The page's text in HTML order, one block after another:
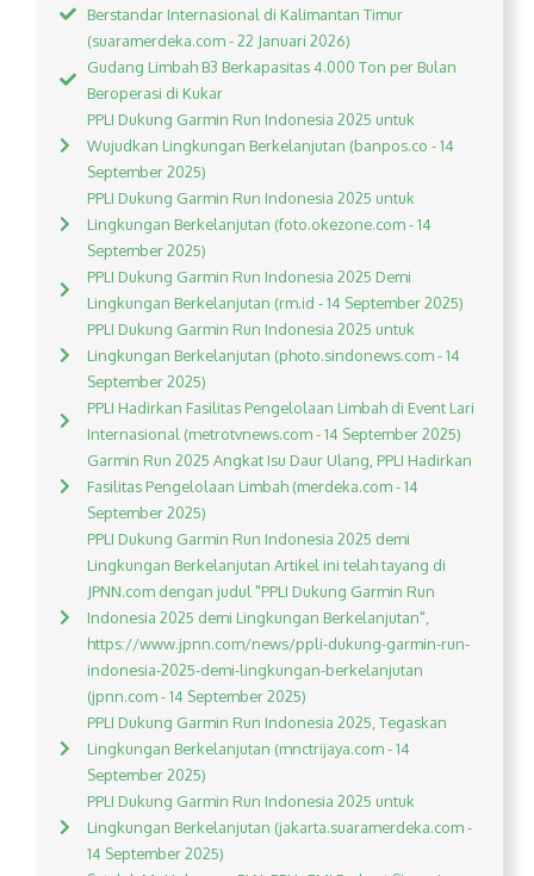
Berstandar Internasional di Kalimantan Timur
(suaramerdeka.com - 22 Januari 2026)
Gudang Limbah B3 Berkapasitas 4.000 Ton per Bulan
Beroperasi di Kukar
PPLI Dukung Garmin Run Indonesia 2025 untuk
Wujudkan Lingkungan Berkelanjutan (banpos.co - 14
September 2025)
PPLI Dukung Garmin Run Indonesia 2025 untuk
Lingkungan Berkelanjutan (foto.okezone.com - 14
September 2025)
PPLI Dukung Garmin Run Indonesia 2025 Demi
Lingkungan Berkelanjutan (rm.id - 14 September 2025)
PPLI Dukung Garmin Run Indonesia 2025 untuk
Lingkungan Berkelanjutan (photo.sindonews.com - 14
September 2025)
PPLI Hadirkan Fasilitas Pengelolaan Limbah di Event Lari
Internasional (metrotvnews.com - 14 September 2025)
Garmin Run 2025 Angkat Isu Daur Ulang, PPLI Hadirkan
Fasilitas Pengelolaan Limbah (merdeka.com - 14
September 2025)
PPLI Dukung Garmin Run Indonesia 2025 demi
Lingkungan Berkelanjutan Artikel ini telah tayang di
JPNN.com dengan judul "PPLI Dukung Garmin Run
Indonesia 2025 demi Lingkungan Berkelanjutan",
https://www.jpnn.com/news/ppli-dukung-garmin-run-
indonesia-2025-demi-lingkungan-berkelanjutan
(jpnn.com - 14 September 2025)
PPLI Dukung Garmin Run Indonesia 2025, Tegaskan
Lingkungan Berkelanjutan (mnctrijaya.com - 14
September 2025)
PPLI Dukung Garmin Run Indonesia 2025 untuk
Lingkungan Berkelanjutan (jakarta.suaramerdeka.com -
14 September 2025)